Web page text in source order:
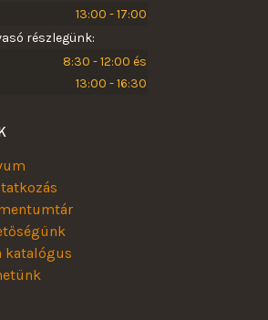
13:00 - 17:00
részlegünk:
8:30 - 12:00 és
13:00 - 16:30
katalógus